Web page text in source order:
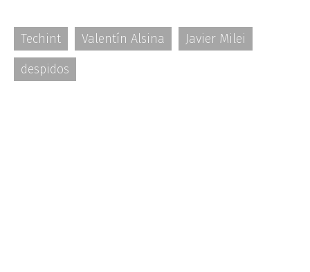
Techint Valentín Alsina
Javier Milei
despidos